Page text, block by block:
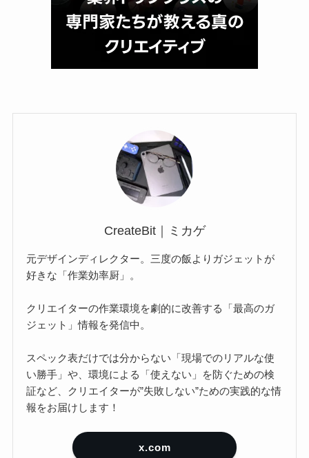
CreateBit｜ミカゲ
元デザインディレクター。三度の飯よりガジェットが
好きな「作業効率厨」。
クリエイターの作業環境を劇的に改善する「最高のガ
ジェット」情報を発信中。
スペック表だけでは分からない「現場でのリアルな使
い勝手」や、環境による「使えない」を防ぐための検
証など、クリエイターが”失敗しない”ための実践的な情
報をお届けします！
x.com